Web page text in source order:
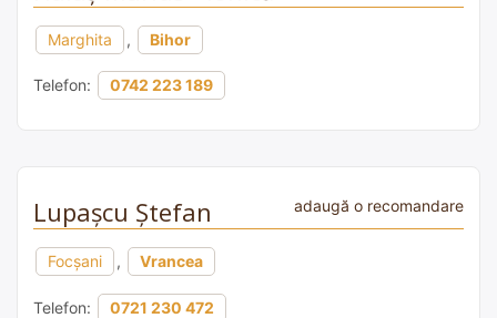
Marghita , Bihor
Telefon: 0742 223 189
Lupașcu Ștefan adaugă o recomandare
Focșani , Vrancea
Telefon: 0721 230 472